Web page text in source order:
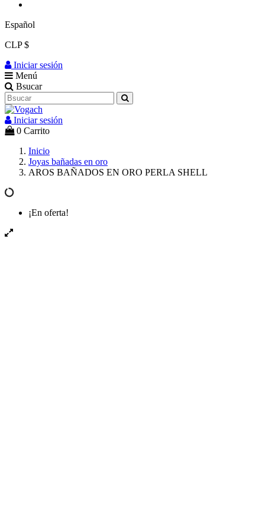
Español
CLP $
Iniciar sesión
Menú
Bsucar
Iniciar sesión
0 Carrito
Inicio
Joyas bañadas en oro
AROS BAÑADOS EN ORO PERLA SHELL
¡En oferta!